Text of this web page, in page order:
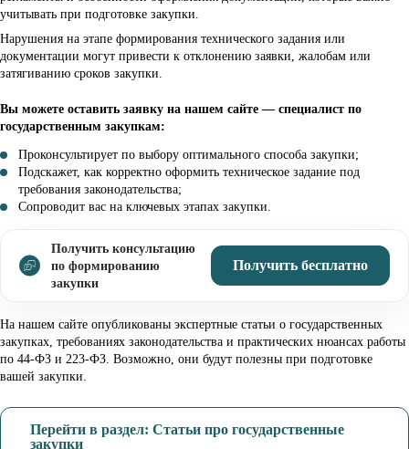
учитывать при подготовке закупки.
Нарушения на этапе формирования технического задания или
документации могут привести к отклонению заявки, жалобам или
затягиванию сроков закупки.
Вы можете оставить заявку на нашем сайте — специалист по
государственным закупкам:
Проконсультирует по выбору оптимального способа закупки;
Подскажет, как корректно оформить техническое задание под
требования законодательства;
Сопроводит вас на ключевых этапах закупки.
Получить консультацию
по формированию
закупки
Получить бесплатно
На нашем сайте опубликованы экспертные статьи о государственных
закупках, требованиях законодательства и практических нюансах работы
по 44-ФЗ и 223-ФЗ. Возможно, они будут полезны при подготовке
вашей закупки.
Перейти в раздел: Статьи про государственные
закупки